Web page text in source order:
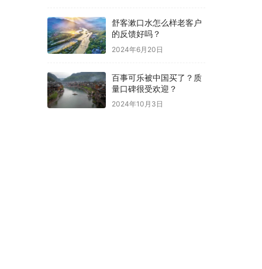
舒客漱口水怎么样老客户
的反馈好吗？
2024年6月20日
百事可乐被中国买了？质
量口碑很受欢迎？
2024年10月3日